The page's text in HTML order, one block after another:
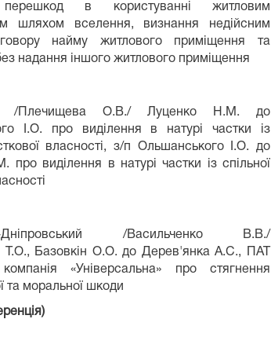
в користуванні житловим
шляхом вселення, визнання недійсним
найму житлового приміщення та
надання іншого житлового приміщення
/Плечищева О.В./ Луценко Н.М. до
І.О. про виділення в натурі частки із
власності, з/п Ольшанського І.О. до
про виділення в натурі частки із спільної
Дніпровський /Васильченко В.В./
Т.О., Базовкін О.О. до Дерев'янка А.С., ПАТ
«Універсальна» про стягнення
та моральної шкоди